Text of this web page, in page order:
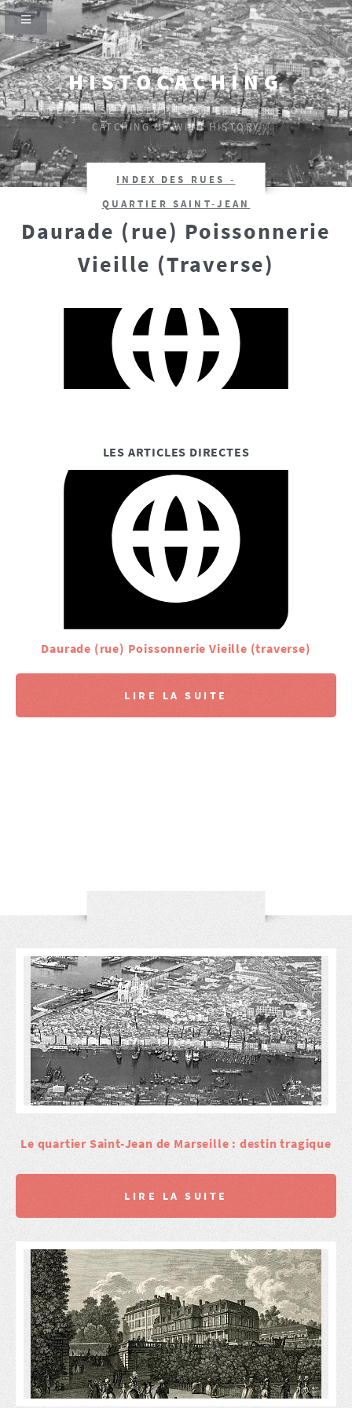
HISTOCACHING
SI CEUX-CI SE TAISENT, LES PIERRES CRIERONT.
CATCHING UP WITH HISTORY
INDEX DES RUES -
QUARTIER SAINT-JEAN
Daurade (rue) Poissonnerie
Vieille (Traverse)
LES ARTICLES DIRECTES
Daurade (rue) Poissonnerie Vieille (traverse)
LIRE LA SUITE
Le quartier Saint-Jean de Marseille : destin tragique
LIRE LA SUITE